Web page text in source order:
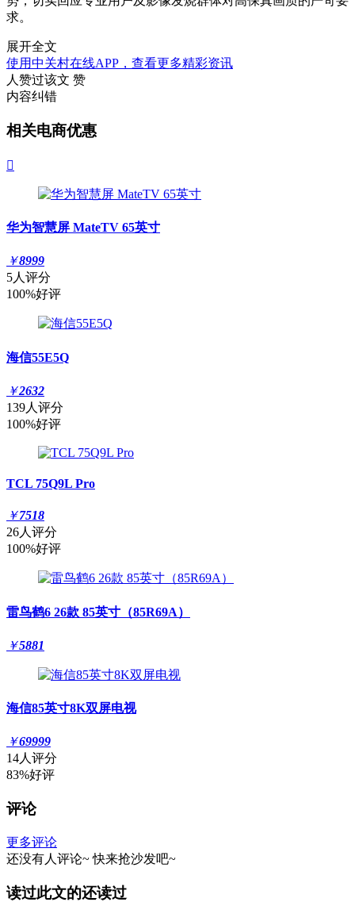
求。
展开全文
使用中关村在线APP，查看更多精彩资讯
人赞过该文 赞
内容纠错
相关电商优惠

华为智慧屏 MateTV 65英寸
￥8999
5人评分
100%好评
海信55E5Q
￥2632
139人评分
100%好评
TCL 75Q9L Pro
￥7518
26人评分
100%好评
雷鸟鹤6 26款 85英寸（85R69A）
￥5881
海信85英寸8K双屏电视
￥69999
14人评分
83%好评
评论
更多评论
还没有人评论~ 快来抢沙发吧~
读过此文的还读过